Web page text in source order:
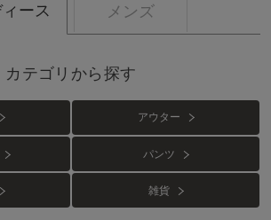
ース メンズ
カテゴリから探す
アウター
パンツ
雑貨